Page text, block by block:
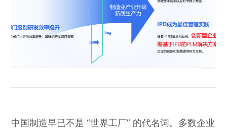
中国制造早已不是 “世界工厂” 的代名词。多数企业